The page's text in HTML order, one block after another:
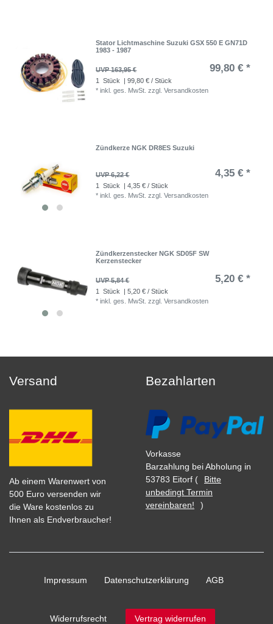
Stator Lichtmaschine Suzuki GSX 550 E GN71D
1983 - 1987
UVP 163,95 € 99,80 € *
1 Stück
| 99,80 € / Stück
*inkl. ges. MwSt. zzgl.Versandkosten
Zündkerze NGK DR8ES Suzuki
UVP 6,22 € 4,35 € *
1 Stück
| 4,35 € / Stück
*inkl. ges. MwSt. zzgl.Versandkosten
Zündkerzenstecker NGK SD05F SW
Kerzenstecker
UVP 5,84 € 5,20 € *
1 Stück
| 5,20 € / Stück
*inkl. ges. MwSt. zzgl.Versandkosten
Versand
Ab einem Warenwert von
500 Euro versenden wir
die Ware kostenlos zu
Ihnen als Endverbraucher!
Bezahlarten
Vorkasse
Barzahlung bei Abholung in
53783 Eitorf (
Bitte
unbedingt Termin
vereinbaren!
)
Impressum Daten­schutz­erklärung AGB
Widerrufs­recht Vertrag widerrufen